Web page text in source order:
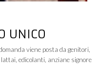
UNICO
viene posta da genitori,
edicolanti, anziane signore